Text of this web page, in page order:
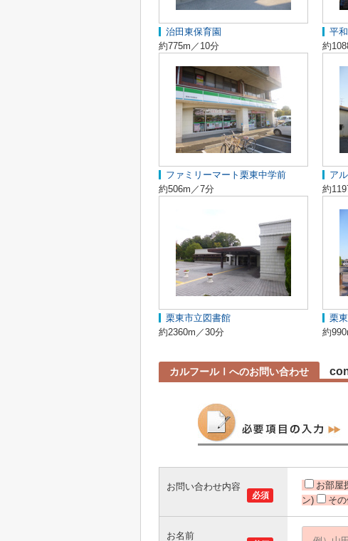
治田東保育園
約775m／10分
平
約
ファミリーマート栗東中学前
約506m／7分
ア
約
栗東市立図書館
約2360m／30分
栗
約
カルフールⅠへのお問い合わせ
必須
お問い合わせ内容 お部屋
ン)
そ
お名前